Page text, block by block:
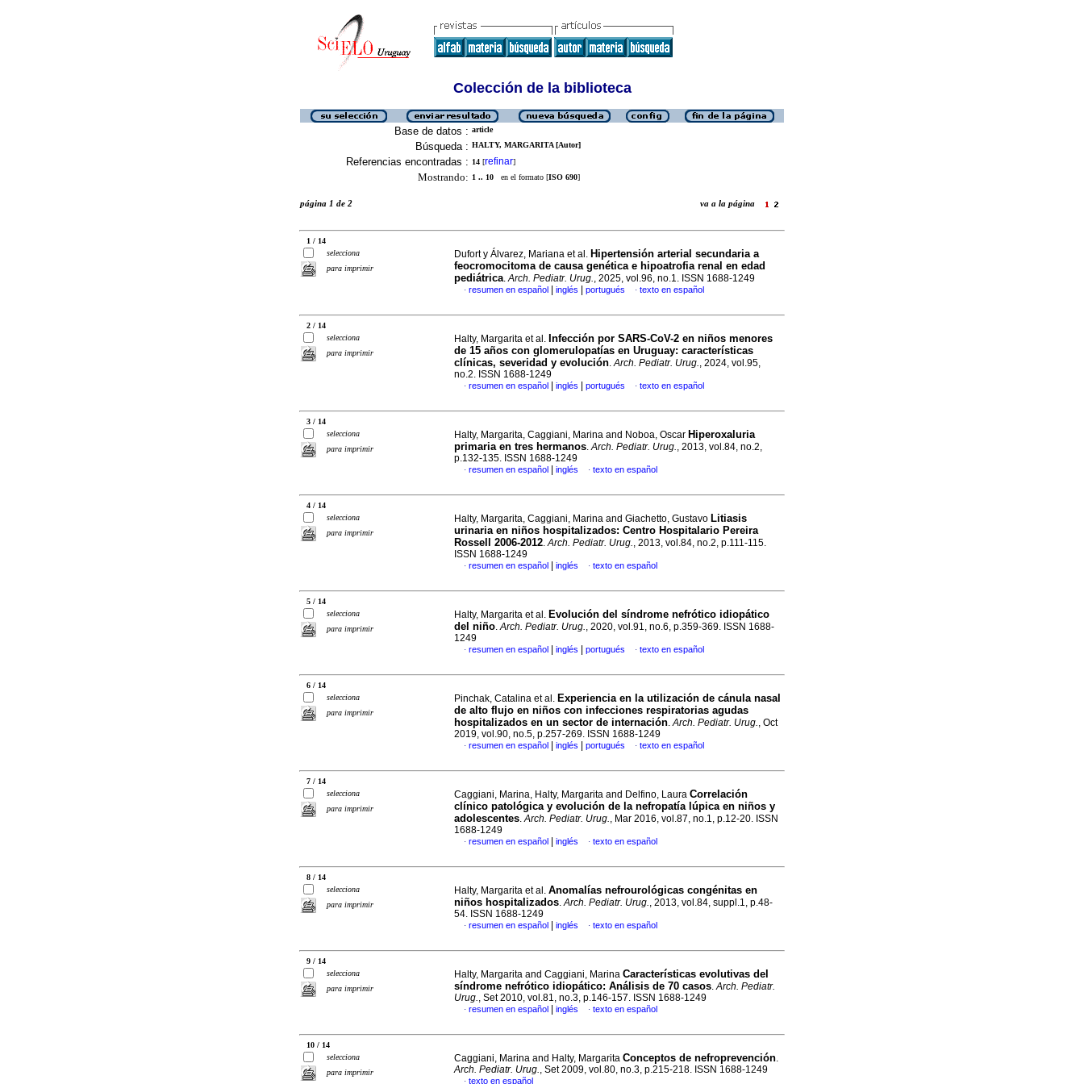
Colección de la biblioteca
Base de datos : article
Búsqueda : HALTY, MARGARITA [Autor]
Referencias encontradas : 14 [refinar]
Mostrando: 1 .. 10 en el formato [ISO 690]
página 1 de 2 va a la página
1 / 14
selecciona
para imprimir
Dufort y Álvarez, Mariana et al. Hipertensión arterial secundaria a
feocromocitoma de causa genética e hipoatrofia renal en edad
pediátrica.Arch. Pediatr. Urug., 2025, vol.96, no.1. ISSN 1688-1249
· resumen en español inglés portugués · texto en español
2 / 14
selecciona
para imprimir
Halty, Margarita et al. Infección por SARS-CoV-2 en niños menores
de 15 años con glomerulopatías en Uruguay: características
clínicas, severidad y evolución.Arch. Pediatr. Urug., 2024, vol.95,
no.2. ISSN 1688-1249
· resumen en español inglés portugués · texto en español
3 / 14
selecciona
para imprimir
Halty, Margarita, Caggiani, Marina and Noboa, Oscar Hiperoxaluria
primaria en tres hermanos.Arch. Pediatr. Urug., 2013, vol.84, no.2,
p.132-135. ISSN 1688-1249
· resumen en español inglés · texto en español
4 / 14
selecciona
para imprimir
Halty, Margarita, Caggiani, Marina and Giachetto, Gustavo Litiasis
urinaria en niños hospitalizados: Centro Hospitalario Pereira
Rossell 2006-2012.Arch. Pediatr. Urug., 2013, vol.84, no.2, p.111-115.
ISSN 1688-1249
· resumen en español inglés · texto en español
5 / 14
selecciona
para imprimir
Halty, Margarita et al. Evolución del síndrome nefrótico idiopático
del niño.Arch. Pediatr. Urug., 2020, vol.91, no.6, p.359-369. ISSN 1688-
1249
· resumen en español inglés portugués · texto en español
6 / 14
selecciona
para imprimir
Pinchak, Catalina et al. Experiencia en la utilización de cánula nasal
de alto flujo en niños con infecciones respiratorias agudas
hospitalizados en un sector de internación.Arch. Pediatr. Urug., Oct
2019, vol.90, no.5, p.257-269. ISSN 1688-1249
· resumen en español inglés portugués · texto en español
7 / 14
selecciona
para imprimir
Caggiani, Marina, Halty, Margarita and Delfino, Laura Correlación
clínico patológica y evolución de la nefropatía lúpica en niños y
adolescentes.Arch. Pediatr. Urug., Mar 2016, vol.87, no.1, p.12-20. ISSN
1688-1249
· resumen en español inglés · texto en español
8 / 14
selecciona
para imprimir
Halty, Margarita et al. Anomalías nefrourológicas congénitas en
niños hospitalizados.Arch. Pediatr. Urug., 2013, vol.84, suppl.1, p.48-
54. ISSN 1688-1249
· resumen en español inglés · texto en español
9 / 14
selecciona
para imprimir
Halty, Margarita and Caggiani, Marina Características evolutivas del
síndrome nefrótico idiopático: Análisis de 70 casos.Arch. Pediatr.
Urug., Set 2010, vol.81, no.3, p.146-157. ISSN 1688-1249
· resumen en español inglés · texto en español
10 / 14
selecciona
para imprimir
Caggiani, Marina and Halty, Margarita Conceptos de nefroprevención.
Arch. Pediatr. Urug., Set 2009, vol.80, no.3, p.215-218. ISSN 1688-1249
· texto en español